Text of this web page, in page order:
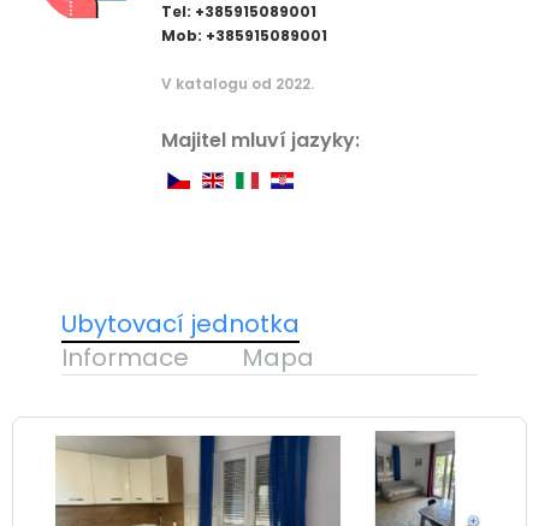
Tel: +385915089001
Mob: +385915089001
V katalogu od 2022.
Majitel mluví jazyky:
Ubytovací jednotka
Informace
Mapa